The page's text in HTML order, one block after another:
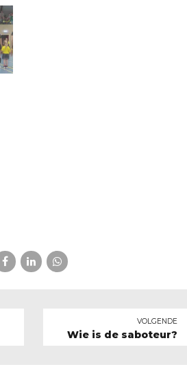
VOLGENDE
Wie is de saboteur?